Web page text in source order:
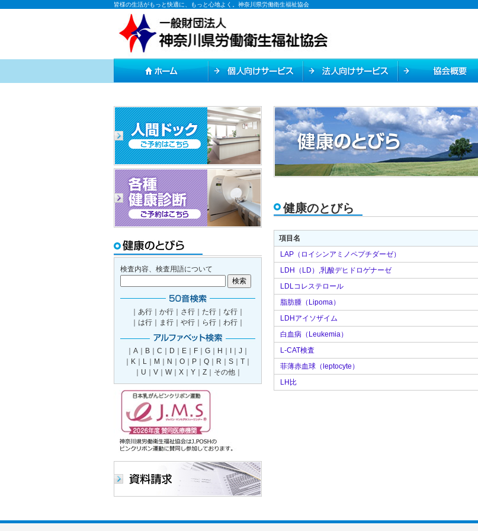
皆様の生活がもっと快適に、もっと心地よく。神奈川県労働衛生福祉協会
検査内容、検査用語について
｜ あ行 ｜ か行 ｜ さ行 ｜ た行 ｜ な行 ｜
｜ は行 ｜ ま行 ｜ や行 ｜ ら行 ｜ わ行 ｜
｜ A ｜ B ｜ C ｜ D ｜ E ｜ F ｜ G ｜ H ｜ I ｜ J ｜
｜ K ｜ L ｜ M ｜ N ｜ O ｜ P ｜ Q ｜ R ｜ S ｜ T ｜
｜ U ｜ V｜ W｜ X｜ Y｜ Z｜ その他｜
健康のとびら
項目名
LAP（ロイシンアミノペプチダーゼ）
LDH（LD）,乳酸デヒドロゲナーゼ
LDLコレステロール
脂肪腫（Lipoma）
LDHアイソザイム
白血病（Leukemia）
L-CAT検査
菲薄赤血球（leptocyte）
LH比